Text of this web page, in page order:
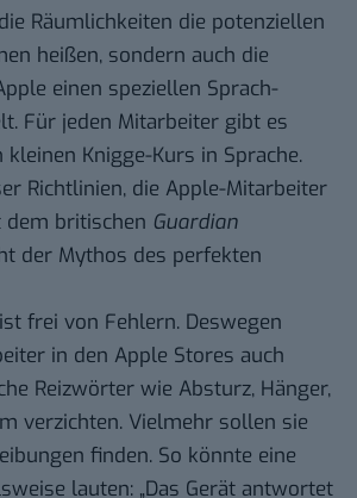
Räumlichkeiten die potenziellen
heißen, sondern auch die
einen speziellen Sprach-
Für jeden Mitarbeiter gibt es
kleinen Knigge-Kurs in Sprache.
Richtlinien, die Apple-Mitarbeiter
dem britischen Guardian
der Mythos des perfekten
frei von Fehlern. Deswegen
in den Apple Stores auch
Reizwörter wie Absturz, Hänger,
verzichten. Vielmehr sollen sie
finden. So könnte eine
lauten: „Das Gerät antwortet